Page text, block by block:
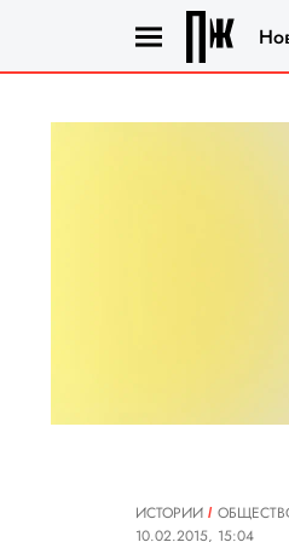
ИСТОРИИ
10.02.2015, 15:04